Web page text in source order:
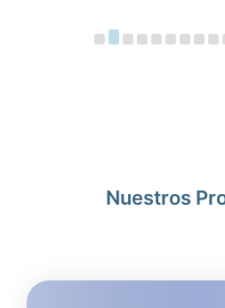
Nuestros